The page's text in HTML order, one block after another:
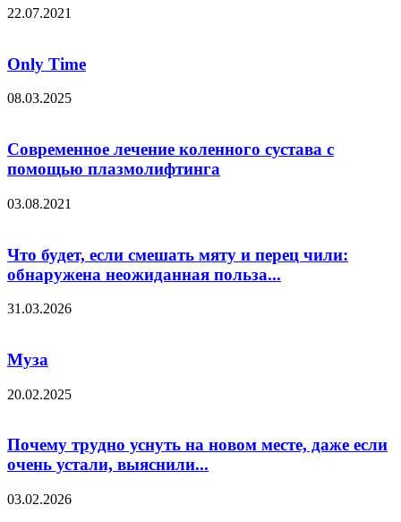
22.07.2021
Only Time
08.03.2025
Современное лечение коленного сустава с
помощью плазмолифтинга
03.08.2021
Что будет, если смешать мяту и перец чили:
обнаружена неожиданная польза...
31.03.2026
Муза
20.02.2025
Почему трудно уснуть на новом месте, даже если
очень устали, выяснили...
03.02.2026